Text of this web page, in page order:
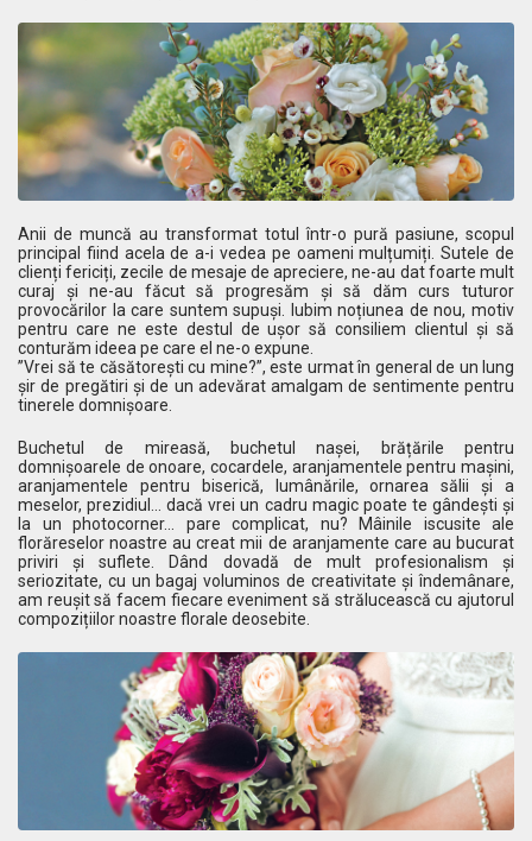
Anii de muncă au transformat totul într-o pură pasiune, scopul
principal fiind acela de a-i vedea pe oameni mulțumiți. Sutele de
clienți fericiți, zecile de mesaje de apreciere, ne-au dat foarte mult
curaj și ne-au făcut să progresăm și să dăm curs tuturor
provocărilor la care suntem supuși. Iubim noțiunea de nou, motiv
pentru care ne este destul de ușor să consiliem clientul și să
conturăm ideea pe care el ne-o expune.
”Vrei să te căsătorești cu mine?”, este urmat în general de un lung
șir de pregătiri și de un adevărat amalgam de sentimente pentru
tinerele domnișoare.
Buchetul de mireasă, buchetul nașei, brățările pentru
domnișoarele de onoare, cocardele, aranjamentele pentru mașini,
aranjamentele pentru biserică, lumânările, ornarea sălii și a
meselor, prezidiul... dacă vrei un cadru magic poate te gândești și
la un photocorner... pare complicat, nu? Mâinile iscusite ale
florăreselor noastre au creat mii de aranjamente care au bucurat
priviri și suflete. Dând dovadă de mult profesionalism și
seriozitate, cu un bagaj voluminos de creativitate și îndemânare,
am reușit să facem fiecare eveniment să strălucească cu ajutorul
compozițiilor noastre florale deosebite.